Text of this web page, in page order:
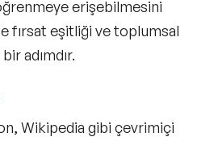
erişebilmesini
fırsat eşitliği ve toplumsal
adımdır.
Wikipedia gibi çevrimiçi